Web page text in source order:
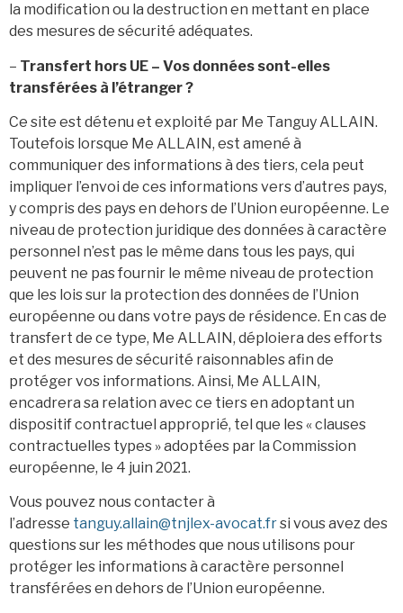
la modification ou la destruction en mettant en place
des mesures de sécurité adéquates.
– Transfert hors UE – Vos données sont-elles
transférées à l’étranger ?
Ce site est détenu et exploité par Me Tanguy ALLAIN.
Toutefois lorsque Me ALLAIN, est amené à
communiquer des informations à des tiers, cela peut
impliquer l’envoi de ces informations vers d’autres pays,
y compris des pays en dehors de l’Union européenne. Le
niveau de protection juridique des données à caractère
personnel n’est pas le même dans tous les pays, qui
peuvent ne pas fournir le même niveau de protection
que les lois sur la protection des données de l’Union
européenne ou dans votre pays de résidence. En cas de
transfert de ce type, Me ALLAIN, déploiera des efforts
et des mesures de sécurité raisonnables afin de
protéger vos informations. Ainsi, Me ALLAIN,
encadrera sa relation avec ce tiers en adoptant un
dispositif contractuel approprié, tel que les « clauses
contractuelles types » adoptées par la Commission
européenne, le 4 juin 2021.
Vous pouvez nous contacter à
l’adresse tanguy.allain@tnjlex-avocat.frsi vous avez des
questions sur les méthodes que nous utilisons pour
protéger les informations à caractère personnel
transférées en dehors de l’Union européenne.